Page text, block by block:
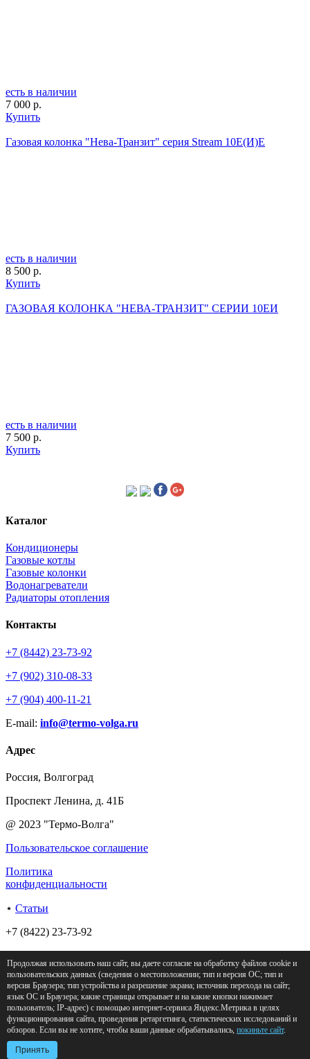
есть в наличии
7 000 р.
Купить
Газовая колонка "Нева-Транзит" серия Stream 10Е(И)Е
есть в наличии
8 500 р.
Купить
ГАЗОВАЯ КОЛОНКА "НЕВА-ТРАНЗИТ" СЕРИИ 10EИ
есть в наличии
7 500 р.
Купить
Каталог
Кондиционеры
Газовые котлы
Газовые колонки
Водонагреватели
Радиаторы отопления
Контакты
+7 (8442) 23-73-92
+7 (902) 310-08-33
+7 (904) 400-11-21
E-mail: info@termo-volga.ru
Адрес
Россия, Волгоград
Проспект Ленина, д. 41Б
@ 2023 "Термо-Волга"
Пользовательское соглашение
Политика
конфиденциальности
⋆ Статьи
+7 (8422) 23-73-92
Проспект Ленина, д. 41Б
@ 2023 "Термо-Волга"
Продолжая использовать наш сайт, вы даете согласие на обработку файлов cookie и
пользовательских данных (сведения о местоположении; тип и версия ОС; тип и
версия Браузера; тип устройства и разрешение экрана; источник перехода на сайт;
язык ОС и Браузера; какие страницы открывает и на какие кнопки нажимает
пользователь; IP‑адрес) с помощью интернет‑сервиса Яндекс.Метрика в целях
функционирования сайта, проведения ретаргетинга, статистических исследований и
обзоров. Если вы не хотите, чтобы ваши данные обрабатывались, покиньте сайт.
Принять